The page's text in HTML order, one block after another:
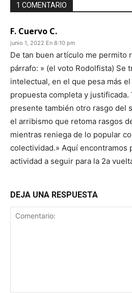
1 COMENTARIO
F. Cuervo C.
junio 1, 2022 En 8:10 pm
De tan buen artículo me permito
párrafo: » (el voto Rodolfista) Se
intelectual, en el que pesa más
propuesta completa y justificada.
presente también otro rasgo del
el arribismo que retoma rasgos
mientras reniega de lo popular
colectividad.» Aquí encontramos
actividad a seguir para la 2a
DEJA UNA RESPUESTA